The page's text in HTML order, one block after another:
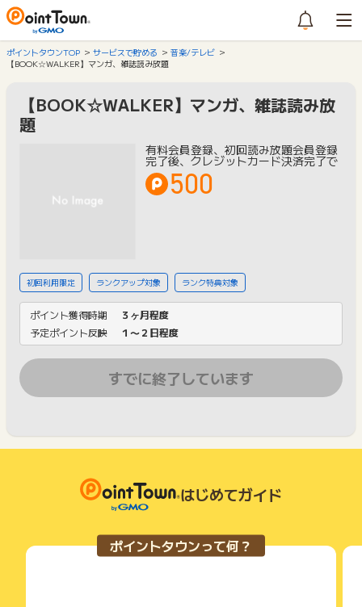
ポイントタウンTOP サービスで貯める
音楽/テレビ
【BOOK☆WALKER】マンガ、雑誌読み放題
【BOOK☆WALKER】マンガ、雑誌読み放
題
有料会員登録、初回読み放題会員登録
完了後、クレジットカード決済完了で
500
初回利用限定 ランクアップ対象 ランク特典対象
ポイント獲得時期
３ヶ月程度
予定ポイント反映
１〜２日程度
すでに終了しています
はじめてガイド
ポイントタウンって何？